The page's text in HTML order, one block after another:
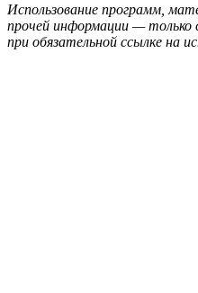
Использование программ,
прочей информации — только
при обязательной ссылке на